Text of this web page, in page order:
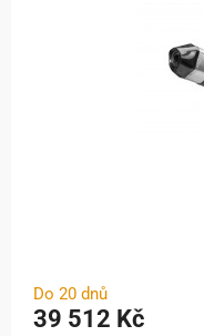
Do 20 dnů
39 512 Kč